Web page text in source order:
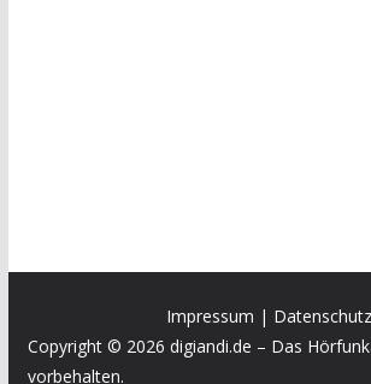
Impressum | Datenschutz
Copyright © 2026 digiandi.de – Das
vorbehalten.